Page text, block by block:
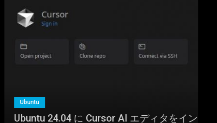
Ubuntu
Ubuntu 24.04 に Cursor AI エディタをイン